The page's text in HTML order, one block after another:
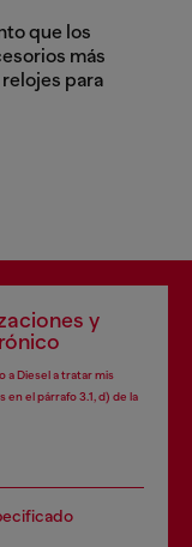
que los
más
relojes para
y
a Diesel a tratar mis
en el párrafo 3.1, d) de la